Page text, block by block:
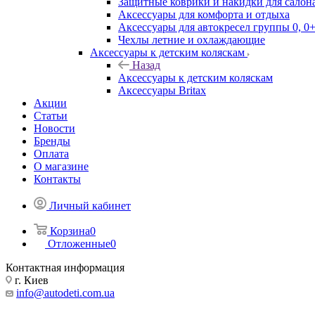
Аксессуары для комфорта и отдыха
Аксессуары для автокресел группы 0,
Чехлы летние и охлаждающие
Аксессуары к детским коляскам
Назад
Аксессуары к детским коляскам
Аксессуары Britax
Акции
Статьи
Новости
Бренды
Оплата
О магазине
Контакты
Личный кабинет
Корзина0
Отложенные0
Контактная информация
г. Киев
info@autodeti.com.ua